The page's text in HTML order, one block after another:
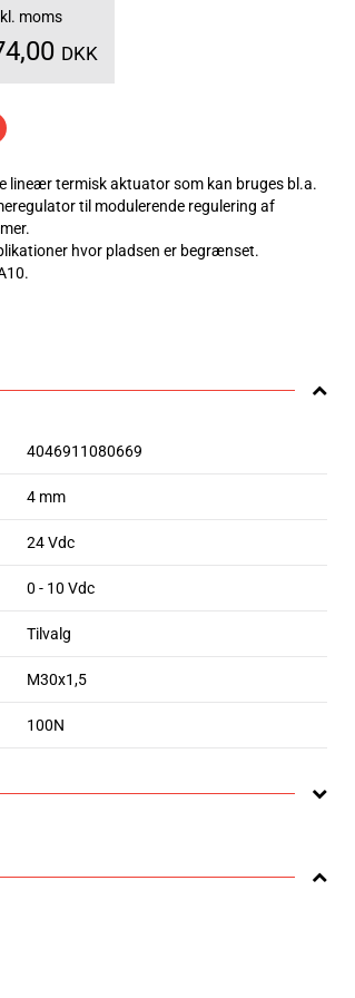
moms
DKK
lineær termisk aktuator som kan bruges bl.a.
til modulerende regulering af
hvor pladsen er begrænset.
4046911080669
4 mm
24 Vdc
0 - 10 Vdc
Tilvalg
M30x1,5
100N